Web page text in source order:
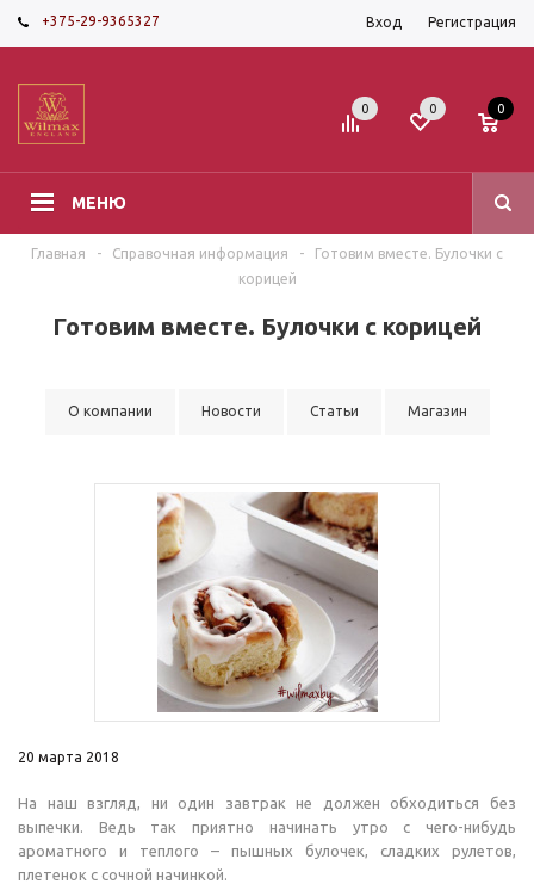
+375-29-9365327 Вход Регистрация
МЕНЮ
0 0 0
Главная - Справочная информация -
Готовим вместе. Булочки с
корицей
Готовим вместе. Булочки с корицей
О компании Новости Статьи Магазин
20 марта 2018
На наш взгляд, ни один завтрак не должен обходиться без
выпечки. Ведь так приятно начинать утро с чего-нибудь
ароматного и теплого – пышных булочек, сладких рулетов,
плетенок с сочной начинкой.